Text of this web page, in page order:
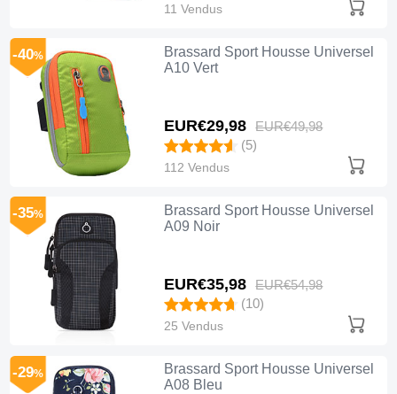
11 Vendus
Brassard Sport Housse Universel
A10 Vert
EUR€29,98 EUR€49,98
-40%
(5)
112 Vendus
Brassard Sport Housse Universel
A09 Noir
EUR€35,98 EUR€54,98
-35%
(10)
25 Vendus
Brassard Sport Housse Universel
A08 Bleu
-29%